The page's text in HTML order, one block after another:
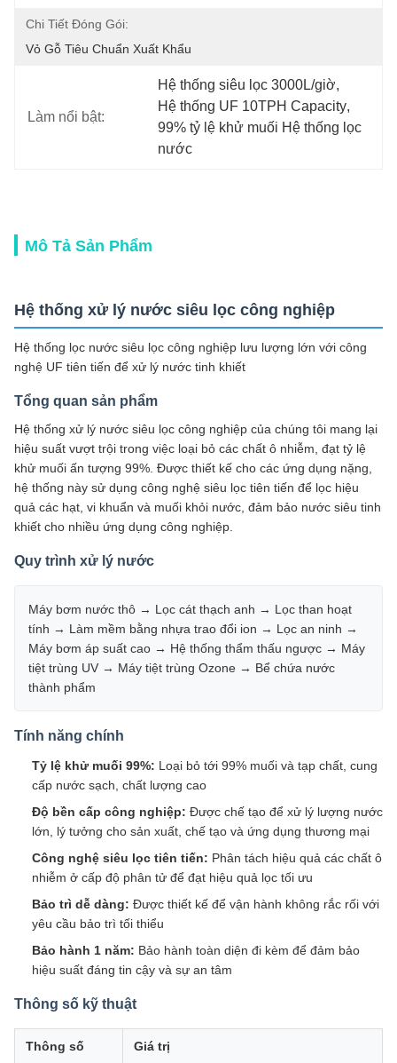
Chi Tiết Đóng Gói:
Vỏ Gỗ Tiêu Chuẩn Xuất Khẩu
Làm nổi bật:
Hệ thống siêu lọc 3000L/giờ,
Hệ thống UF 10TPH Capacity,
99% tỷ lệ khử muối Hệ thống lọc
nước
Mô Tả Sản Phẩm
Hệ thống xử lý nước siêu lọc công nghiệp
Hệ thống lọc nước siêu lọc công nghiệp lưu lượng lớn với công
nghệ UF tiên tiến để xử lý nước tinh khiết
Tổng quan sản phẩm
Hệ thống xử lý nước siêu lọc công nghiệp của chúng tôi mang lại
hiệu suất vượt trội trong việc loại bỏ các chất ô nhiễm, đạt tỷ lệ
khử muối ấn tượng 99%. Được thiết kế cho các ứng dụng nặng,
hệ thống này sử dụng công nghệ siêu lọc tiên tiến để lọc hiệu
quả các hạt, vi khuẩn và muối khỏi nước, đảm bảo nước siêu tinh
khiết cho nhiều ứng dụng công nghiệp.
Quy trình xử lý nước
Máy bơm nước thô → Lọc cát thạch anh → Lọc than hoạt
tính → Làm mềm bằng nhựa trao đổi ion → Lọc an ninh →
Máy bơm áp suất cao → Hệ thống thẩm thấu ngược → Máy
tiệt trùng UV → Máy tiệt trùng Ozone → Bể chứa nước
thành phẩm
Tính năng chính
Tỷ lệ khử muối 99%: Loại bỏ tới 99% muối và tạp chất, cung
cấp nước sạch, chất lượng cao
Độ bền cấp công nghiệp: Được chế tạo để xử lý lượng nước
lớn, lý tưởng cho sản xuất, chế tạo và ứng dụng thương mại
Công nghệ siêu lọc tiên tiến: Phân tách hiệu quả các chất ô
nhiễm ở cấp độ phân tử để đạt hiệu quả lọc tối ưu
Bảo trì dễ dàng: Được thiết kế để vận hành không rắc rối với
yêu cầu bảo trì tối thiểu
Bảo hành 1 năm: Bảo hành toàn diện đi kèm để đảm bảo
hiệu suất đáng tin cậy và sự an tâm
Thông số kỹ thuật
Thông số Giá trị